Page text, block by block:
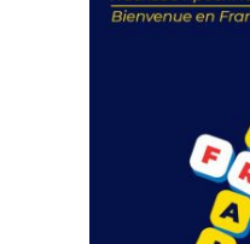
FEUILLETER